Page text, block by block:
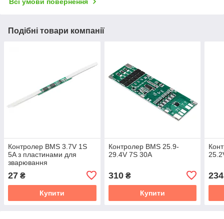
Всі умови повернення
Подібні товари компанії
Контролер BMS 3.7V 1S
5A з пластинами для
зварювання
27 ₴
Купити
Контролер BMS 25.9-
29.4V 7S 30A
310₴
Купити
234